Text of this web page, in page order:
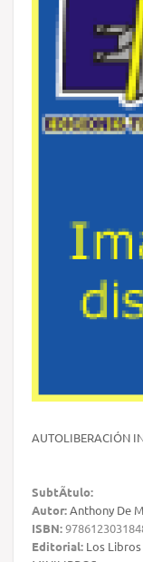
AUTOLIBERACIÓN
SubtÃ­tulo:
Autor:Anthony De
ISBN:
Editorial: Los Libros